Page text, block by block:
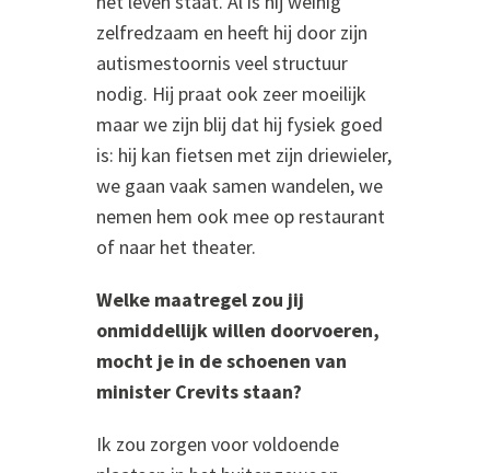
zelfredzaam en heeft hij door zijn
autismestoornis veel structuur
nodig. Hij praat ook zeer moeilijk
maar we zijn blij dat hij fysiek goed
is: hij kan fietsen met zijn driewieler,
we gaan vaak samen wandelen, we
nemen hem ook mee op restaurant
of naar het theater.
Welke maatregel zou jij
onmiddellijk willen doorvoeren,
mocht je in de schoenen van
minister Crevits staan?
Ik zou zorgen voor voldoende